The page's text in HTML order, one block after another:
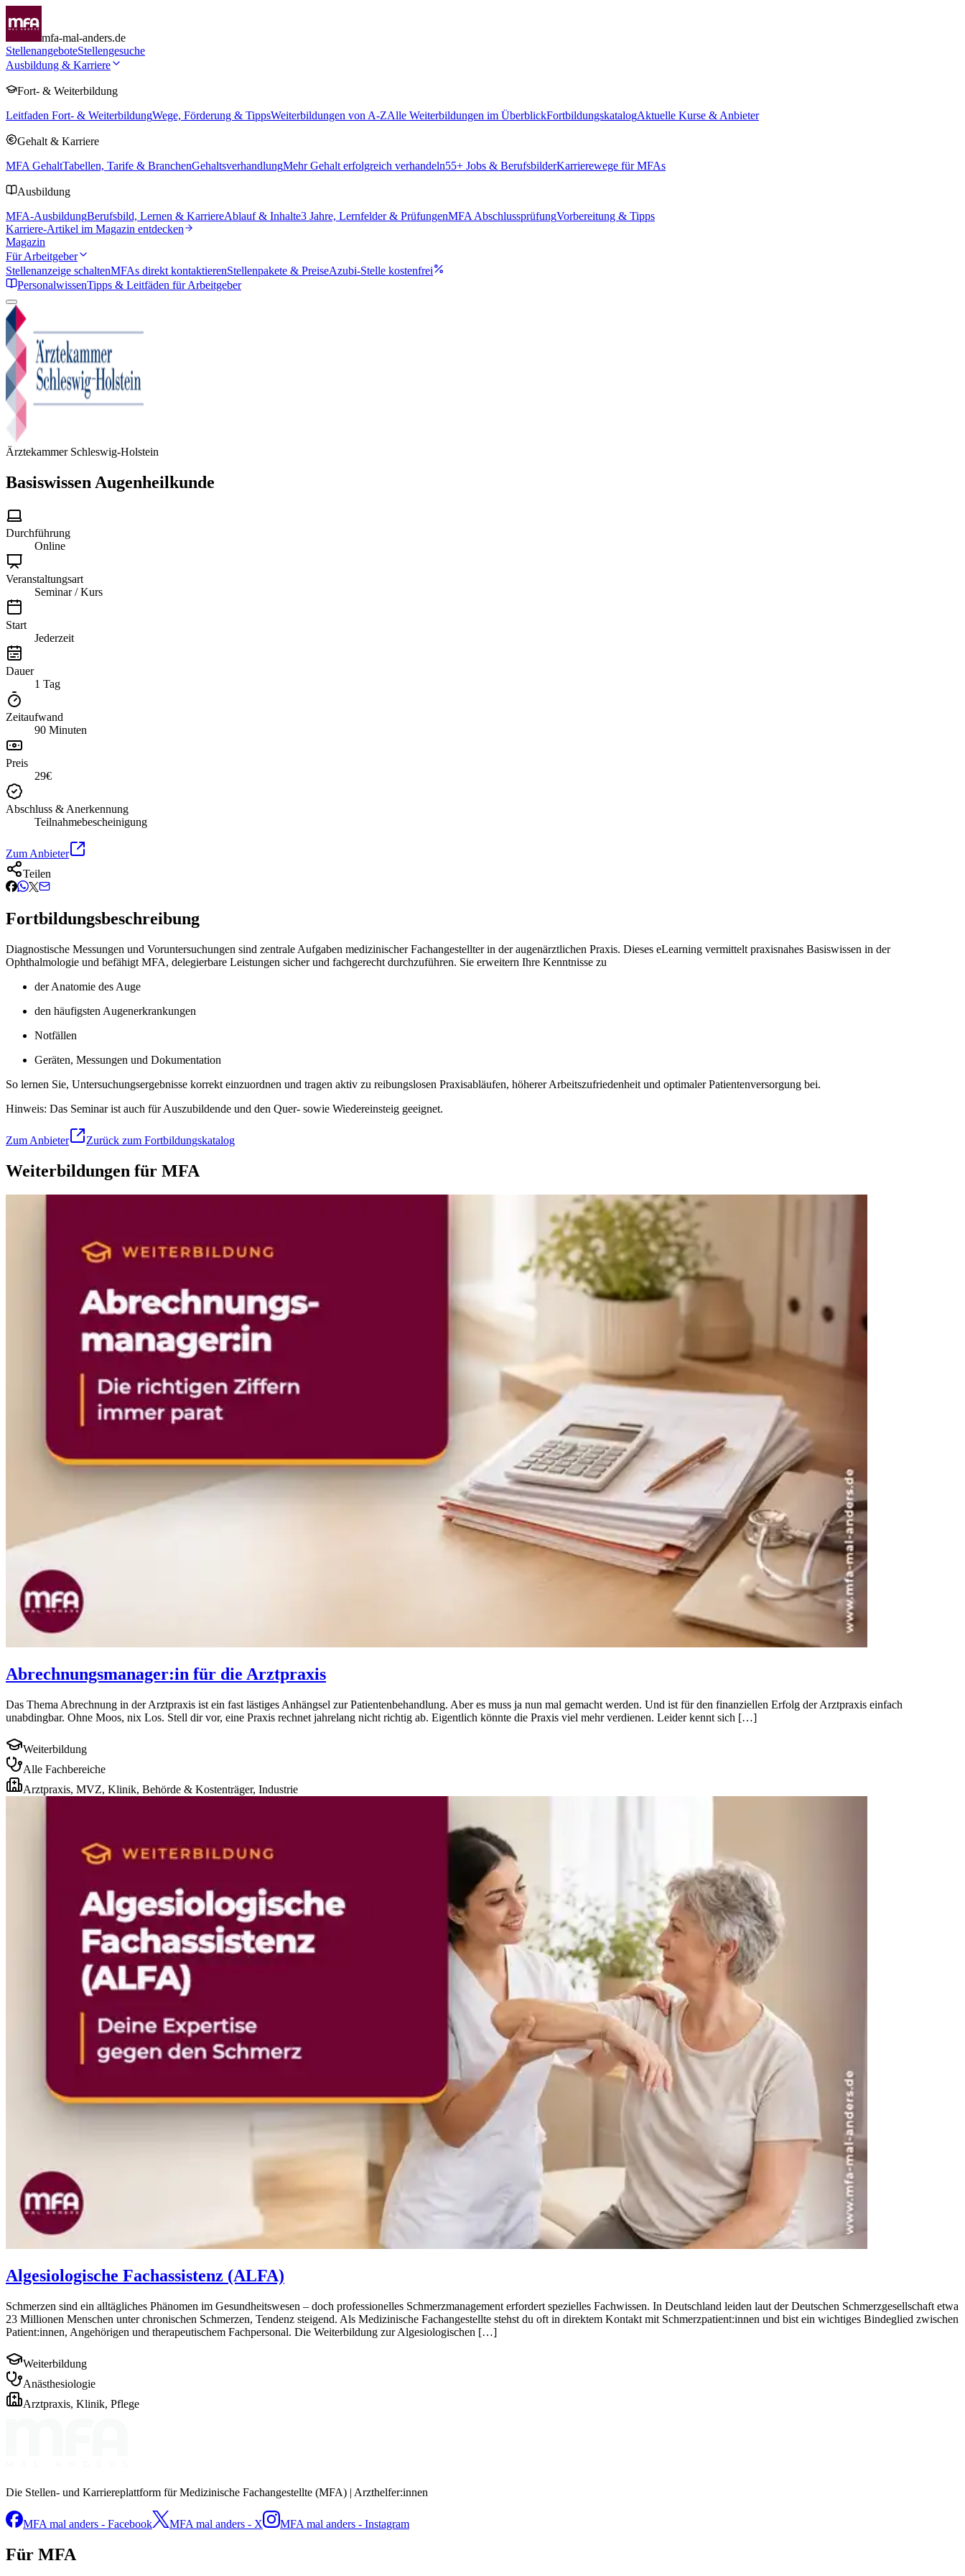
mfa-mal-anders.de
StellenangeboteStellengesuche
Ausbildung & Karriere
Fort- & Weiterbildung
Leitfaden Fort- & WeiterbildungWege, Förderung & TippsWeiterbildungen von A-ZAlle Weiterbildungen im ÜberblickFortbildungskatalogAktuelle Kurse & Anbieter
Gehalt & Karriere
MFA GehaltTabellen, Tarife & BranchenGehaltsverhandlungMehr Gehalt erfolgreich verhandeln55+ Jobs & BerufsbilderKarrierewege für MFAs
Ausbildung
MFA-AusbildungBerufsbild, Lernen & KarriereAblauf & Inhalte3 Jahre, Lernfelder & PrüfungenMFA AbschlussprüfungVorbereitung & Tipps
Karriere-Artikel im Magazin entdecken
Magazin
Für Arbeitgeber
Stellenanzeige schaltenMFAs direkt kontaktierenStellenpakete & PreiseAzubi-Stelle kostenfrei
PersonalwissenTipps & Leitfäden für Arbeitgeber
Ärztekammer Schleswig-Holstein
Basiswissen Augenheilkunde
Durchführung
Online
Veranstaltungsart
Seminar / Kurs
Start
Jederzeit
Dauer
1 Tag
Zeitaufwand
90 Minuten
Preis
29€
Abschluss & Anerkennung
Teilnahmebescheinigung
Zum Anbieter
Teilen
Fortbildungsbeschreibung
Diagnostische Messungen und Voruntersuchungen sind zentrale Aufgaben medizinischer Fachangestellter in der augenärztlichen Praxis. Dieses eLearning vermittelt praxisnahes Basiswissen in der
Ophthalmologie und befähigt MFA, delegierbare Leistungen sicher und fachgerecht durchzuführen. Sie erweitern Ihre Kenntnisse zu
der Anatomie des Auge
den häufigsten Augenerkrankungen
Notfällen
Geräten, Messungen und Dokumentation
So lernen Sie, Untersuchungsergebnisse korrekt einzuordnen und tragen aktiv zu reibungslosen Praxisabläufen, höherer Arbeitszufriedenheit und optimaler Patientenversorgung bei.
Hinweis: Das Seminar ist auch für Auszubildende und den Quer- sowie Wiedereinsteig geeignet.
Zum Anbieter Zurück zum Fortbildungskatalog
Weiterbildungen für MFA
Abrechnungsmanager:in für die Arztpraxis
Das Thema Abrechnung in der Arztpraxis ist ein fast lästiges Anhängsel zur Patientenbehandlung. Aber es muss ja nun mal gemacht werden. Und ist für den finanziellen Erfolg der Arztpraxis einfach
unabdingbar. Ohne Moos, nix Los. Stell dir vor, eine Praxis rechnet jahrelang nicht richtig ab. Eigentlich könnte die Praxis viel mehr verdienen. Leider kennt sich […]
Weiterbildung
Alle Fachbereiche
Arztpraxis, MVZ, Klinik, Behörde & Kostenträger, Industrie
Algesiologische Fachassistenz (ALFA)
Schmerzen sind ein alltägliches Phänomen im Gesundheitswesen – doch professionelles Schmerzmanagement erfordert spezielles Fachwissen. In Deutschland leiden laut der Deutschen Schmerzgesellschaft etwa
23 Millionen Menschen unter chronischen Schmerzen, Tendenz steigend. Als Medizinische Fachangestellte stehst du oft in direktem Kontakt mit Schmerzpatient:innen und bist ein wichtiges Bindeglied zwischen
Patient:innen, Angehörigen und therapeutischem Fachpersonal. Die Weiterbildung zur Algesiologischen […]
Weiterbildung
Anästhesiologie
Arztpraxis, Klinik, Pflege
Die Stellen- und Karriereplattform für Medizinische Fachangestellte (MFA) | Arzthelfer:innen
MFA mal anders - Facebook MFA mal anders - X MFA mal anders - Instagram
Für MFA